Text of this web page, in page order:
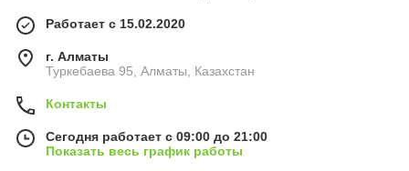
Работает с 15.02.2020
г. Алматы
Туркебаева 95, Алматы, Казахстан
Контакты
Сегодня работает с 09:00 до 21:00
Показать весь график работы